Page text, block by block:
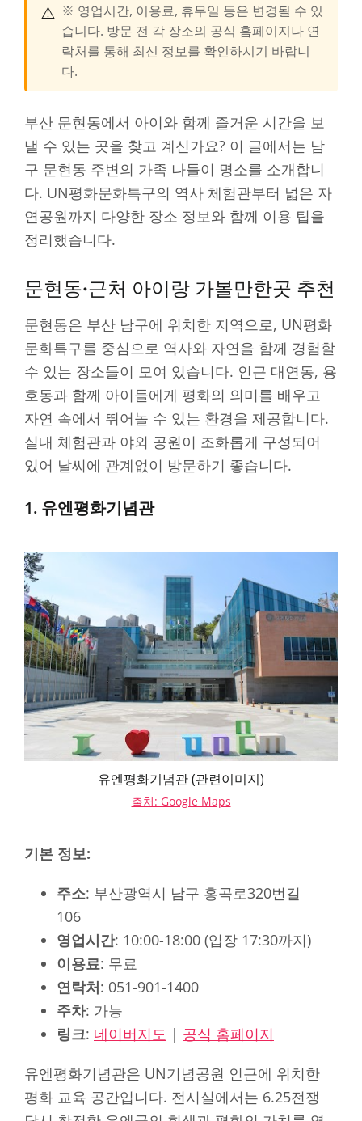
⚠️ ※ 영업시간, 이용료, 휴무일 등은 변경될 수 있
습니다. 방문 전 각 장소의 공식 홈페이지나 연
락처를 통해 최신 정보를 확인하시기 바랍니
다.
부산 문현동에서 아이와 함께 즐거운 시간을 보
낼 수 있는 곳을 찾고 계신가요? 이 글에서는 남
구 문현동 주변의 가족 나들이 명소를 소개합니
다. UN평화문화특구의 역사 체험관부터 넓은 자
연공원까지 다양한 장소 정보와 함께 이용 팁을
정리했습니다.
문현동·근처 아이랑 가볼만한곳 추천
문현동은 부산 남구에 위치한 지역으로, UN평화
문화특구를 중심으로 역사와 자연을 함께 경험할
수 있는 장소들이 모여 있습니다. 인근 대연동, 용
호동과 함께 아이들에게 평화의 의미를 배우고
자연 속에서 뛰어놀 수 있는 환경을 제공합니다.
실내 체험관과 야외 공원이 조화롭게 구성되어
있어 날씨에 관계없이 방문하기 좋습니다.
1. 유엔평화기념관
유엔평화기념관 (관련이미지)
출처: Google Maps
기본 정보:
주소: 부산광역시 남구 홍곡로320번길
106
영업시간: 10:00-18:00 (입장 17:30까지)
이용료: 무료
연락처: 051-901-1400
주차: 가능
링크: 네이버지도 | 공식 홈페이지
유엔평화기념관은 UN기념공원 인근에 위치한
평화 교육 공간입니다. 전시실에서는 6.25전쟁